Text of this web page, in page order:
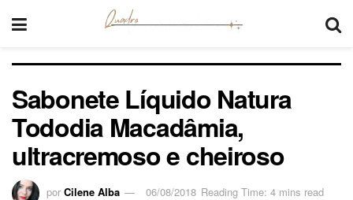
Sabonete Líquido Natura
Tododia Macadâmia,
ultracremoso e cheiroso
por Cilene Alba 06/08/2018 Reading Time: 4 mins read